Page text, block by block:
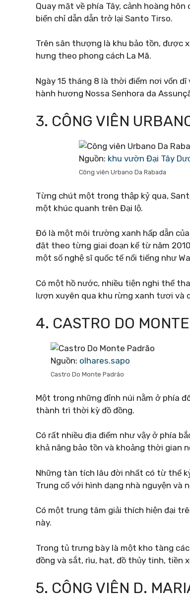
Quay mặt về phía Tây, cảnh hoàng
biển chỉ dẫn dẫn trở lại Santo Tirso.
Trên sân thượng là khu bảo tồn, được
hưng theo phong cách La Mã.
Ngày 15 tháng 8 là thời điểm nơi vốn
hành hương Nossa Senhora da
3. CÔNG VIÊN
Nguồn: khu vườn Đại Tây
Công viên Urbano Da Rabada
Từng chút một trong thập kỷ qua,
một khúc quanh trên Đại lộ.
Đó là một môi trường xanh hấp dẫn
đặt theo từng giai đoạn kể từ năm
một số nghệ sĩ quốc tế nổi tiếng như
Có một hồ nước, nhiều tiện nghi thể
lượn xuyên qua khu rừng xanh tươi và
4. CASTRO DO
Nguồn: olhares.sapo
Castro Do Monte Padrão
Một trong những đỉnh núi nằm ở phía
thành trì thời kỳ đồ đồng.
Có rất nhiều địa điểm như vậy ở phía
khả năng bảo tồn và khoảng thời gian
Những tàn tích lâu đời nhất có từ thế
Trung cổ với hình dạng nhà nguyện và
Có một trung tâm giải thích hiện đại
này.
Trong tủ trưng bày là một kho tàng
đồng và sắt, rìu, hạt, đồ thủy tinh, tiền
5. CÔNG VIÊN D.